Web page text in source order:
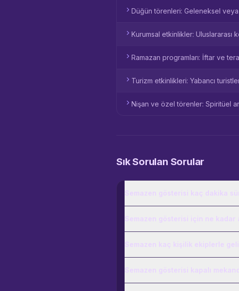
Düğün törenleri: Geleneksel veya
Kurumsal etkinlikler:
Ramazan programları: İftar ve
Turizm etkinlikleri: Yabancı
Nişan ve özel törenler: Spiritüel
Sık Sorulan Sorular
Semazen gösterisi kaç dakika
Semazen gösterisi için ne kadar
Semazen kaç kişilik ekiplerle
Semazen gösterisi kapalı